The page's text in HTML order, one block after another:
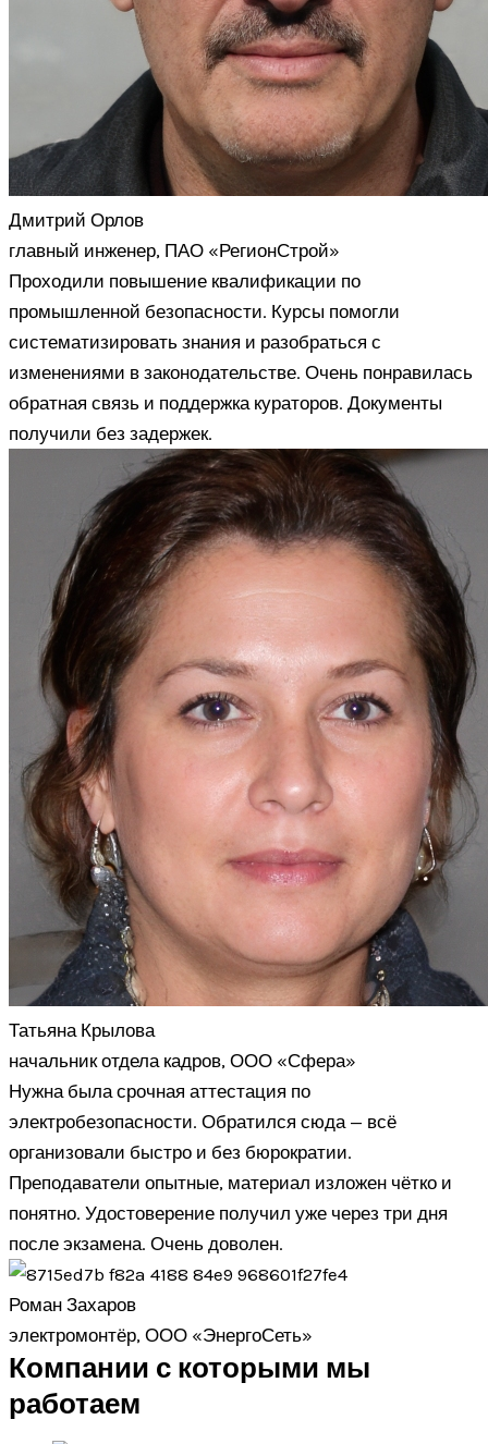
Дмитрий Орлов
главный инженер, ПАО «РегионСтрой»
Проходили повышение квалификации по
промышленной безопасности. Курсы помогли
систематизировать знания и разобраться с
изменениями в законодательстве. Очень понравилась
обратная связь и поддержка кураторов. Документы
получили без задержек.
Татьяна Крылова
начальник отдела кадров, ООО «Сфера»
Нужна была срочная аттестация по
электробезопасности. Обратился сюда — всё
организовали быстро и без бюрократии.
Преподаватели опытные, материал изложен чётко и
понятно. Удостоверение получил уже через три дня
после экзамена. Очень доволен.
Роман Захаров
электромонтёр, ООО «ЭнергоСеть»
Компании с которыми мы
работаем